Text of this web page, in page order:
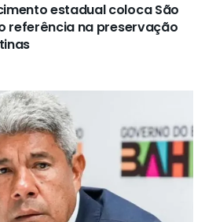
estadual coloca São
referência na preservação